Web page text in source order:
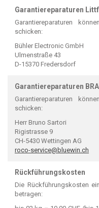
Garantiereparaturen
Garantiereparaturen
schicken:
Bühler Electronic GmbH
Ulmenstraße 43
D-15370 Fredersdorf
Garantiereparaturen
Garantiereparaturen
schicken:
Herr Bruno Sartori
Rigistrasse 9
CH-5430 Wettingen AG
roco-service@bluewin.ch
Rückführungskosten
Die Rückführungskosten
betragen: